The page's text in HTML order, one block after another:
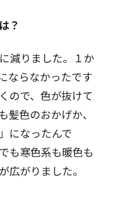
？
減りました。１か
ならなかったです
ので、色が抜けて
髪色のおかげか、
になったんで
も寒色系も暖色も
広がりました。